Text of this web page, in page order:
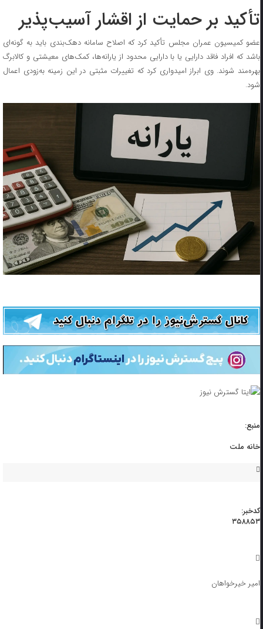
تأکید بر حمایت از اقشار آسیب‌پذیر
عضو کمیسیون عمران مجلس تأکید کرد که اصلاح سامانه دهک‌بندی باید به گونه‌ای
باشد که افراد فاقد دارایی یا با دارایی محدود از یارانه‌ها، کمک‌های معیشتی و کالابرگ
بهره‌مند شوند. وی ابراز امیدواری کرد که تغییرات مثبتی در این زمینه به‌زودی اعمال
شود.
منبع:
خانه ملت
کدخبر:
۳۵۸۸۵۳
امیر خیرخواهان